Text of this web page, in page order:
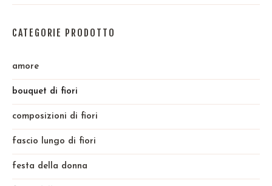
CATEGORIE PRODOTTO
amore
bouquet di fiori
composizioni di fiori
fascio lungo di fiori
festa della donna